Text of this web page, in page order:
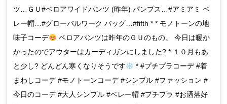
ツ…ＧＵ#ベロアワイドパンツ (昨年) パンプス…#アミアミ ベ
レー帽…#グローバルワーク バッグ…#fifth * * モノトーンの地
味子コーデ
ベロアパンツは昨年のＧＵのもの。 今日は暖か
かったのでアウターはカーディガンにしました? * １０月もあ
と少し? どんどん寒くなりそうです
* #プチプラコーデ #着
まわしコーデ #モノトーンコーデ #シンプル #ファッション #
今日のコーデ #大人シンプル #ベレー帽 #プチプラ #お洒落好